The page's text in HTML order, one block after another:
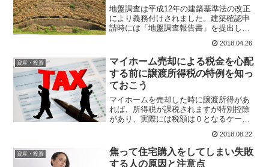
地盤調査は平成12年の建築基準法の改正
により義務付けされました。建築確認申
請時には「地盤調査報告書」を提出して
証が交付されている物件は地盤調査をし
ています。新築の建売住宅はもちろんで
すが、中古住宅の購...
2018.04.26
資産・投資
マイホーム売却による税金を心配
する前に譲渡所得税の特例を知っ
ておこう
マイホームを売却した時に譲渡所得があ
れば、所得税が課税されますが特別控除
があり、実際には税額は０となるケース
タディとして、税額の計算と特別控除の
実際をシミュレーションしてみます。不
動産譲渡所得額の計算をケ...
2018.08.22
資産・投資
焦って住宅購入をしてしまい失敗
する人の原因と注意点